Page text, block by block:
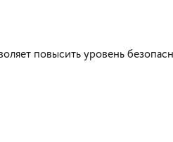
повысить уровень